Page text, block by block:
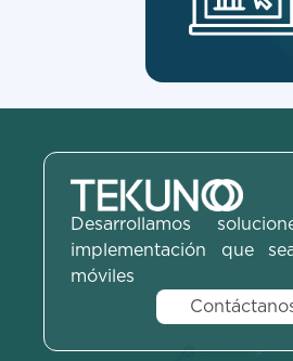
Desarrollamos
implementación que
móviles